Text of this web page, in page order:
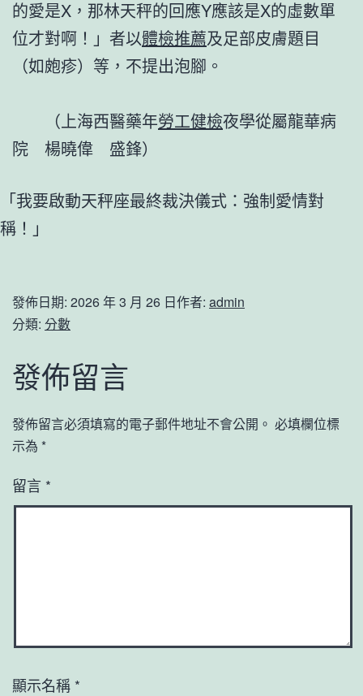
的愛是X，那林天秤的回應Y應該是X的虛數單
位才對啊！」者以體檢推薦及足部皮膚題目
（如皰疹）等，不提出泡腳。
（上海西醫藥年勞工健檢夜學從屬龍華病
院 楊曉偉 盛鋒）
「我要啟動天秤座最終裁決儀式：強制愛情對
稱！」
發佈日期: 2026 年 3 月 26 日作者: admin
分類: 分數
發佈留言
發佈留言必須填寫的電子郵件地址不會公開。 必填欄位標
示為 *
留言 *
顯示名稱 *